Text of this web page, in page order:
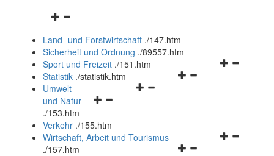
Navigationsmenü
und
schließen
Land- und Forstwirtschaft ./147.htm
Sicherheit und Ordnung ./89557.htm
Navigationsmenü
Sport und Freizeit ./151.htm
Navigationsmenü
Statistik ./statistik.htm
Navigationsmenü
und
schließen
Umwelt
und Natur
./153.htm
Verkehr ./155.htm
Navigationsmenü
Wirtschaft, Arbeit und Tourismus
./157.htm